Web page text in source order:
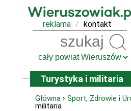
reklama / kontakt
Turystyka i militaria
Główna › Sport, Zdrowie i
militaria